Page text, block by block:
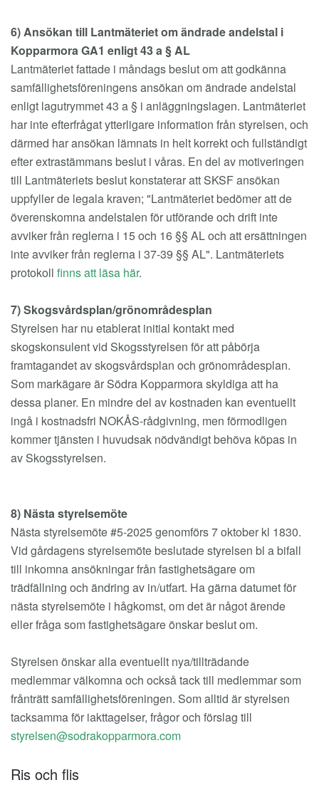
6) Ansökan till Lantmäteriet om ändrade andelstal i
Kopparmora GA1 enligt 43 a § AL
Lantmäteriet fattade i måndags beslut om att godkänna
samfällighetsföreningens ansökan om ändrade andelstal
enligt lagutrymmet 43 a § i anläggningslagen. Lantmäteriet
har inte efterfrågat ytterligare information från styrelsen, och
därmed har ansökan lämnats in helt korrekt och fullständigt
efter extrastämmans beslut i våras. En del av motiveringen
till Lantmäteriets beslut konstaterar att SKSF ansökan
uppfyller de legala kraven; "Lantmäteriet bedömer att de
överenskomna andelstalen för utförande och drift inte
avviker från reglerna i 15 och 16 §§ AL och att ersättningen
inte avviker från reglerna i 37-39 §§ AL". Lantmäteriets
protokoll finns att läsa här.
7) Skogsvårdsplan/grönområdesplan
Styrelsen har nu etablerat initial kontakt med
skogskonsulent vid Skogsstyrelsen för att påbörja
framtagandet av skogsvårdsplan och grönområdesplan.
Som markägare är Södra Kopparmora skyldiga att ha
dessa planer. En mindre del av kostnaden kan eventuellt
ingå i kostnadsfri NOKÅS-rådgivning, men förmodligen
kommer tjänsten i huvudsak nödvändigt behöva köpas in
av Skogsstyrelsen.
8) Nästa styrelsemöte
Nästa styrelsemöte #5-2025 genomförs 7 oktober kl 1830.
Vid gårdagens styrelsemöte beslutade styrelsen bl a bifall
till inkomna ansökningar från fastighetsägare om
trädfällning och ändring av in/utfart. Ha gärna datumet för
nästa styrelsemöte i hågkomst, om det är något ärende
eller fråga som fastighetsägare önskar beslut om.
Styrelsen önskar alla eventuellt nya/tillträdande
medlemmar välkomna och också tack till medlemmar som
frånträtt samfällighetsföreningen. Som alltid är styrelsen
tacksamma för iakttagelser, frågor och förslag till
Ris och flis